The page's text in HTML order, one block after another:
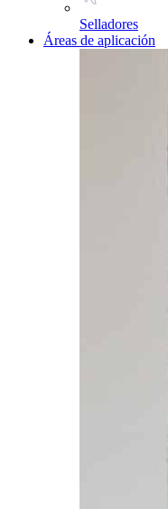
Selladores
Áreas de aplicación